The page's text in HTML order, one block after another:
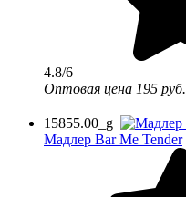
4.8/6
Оптовая цена 195 руб.
15855.00_g
Мадлер Bar Me Tender